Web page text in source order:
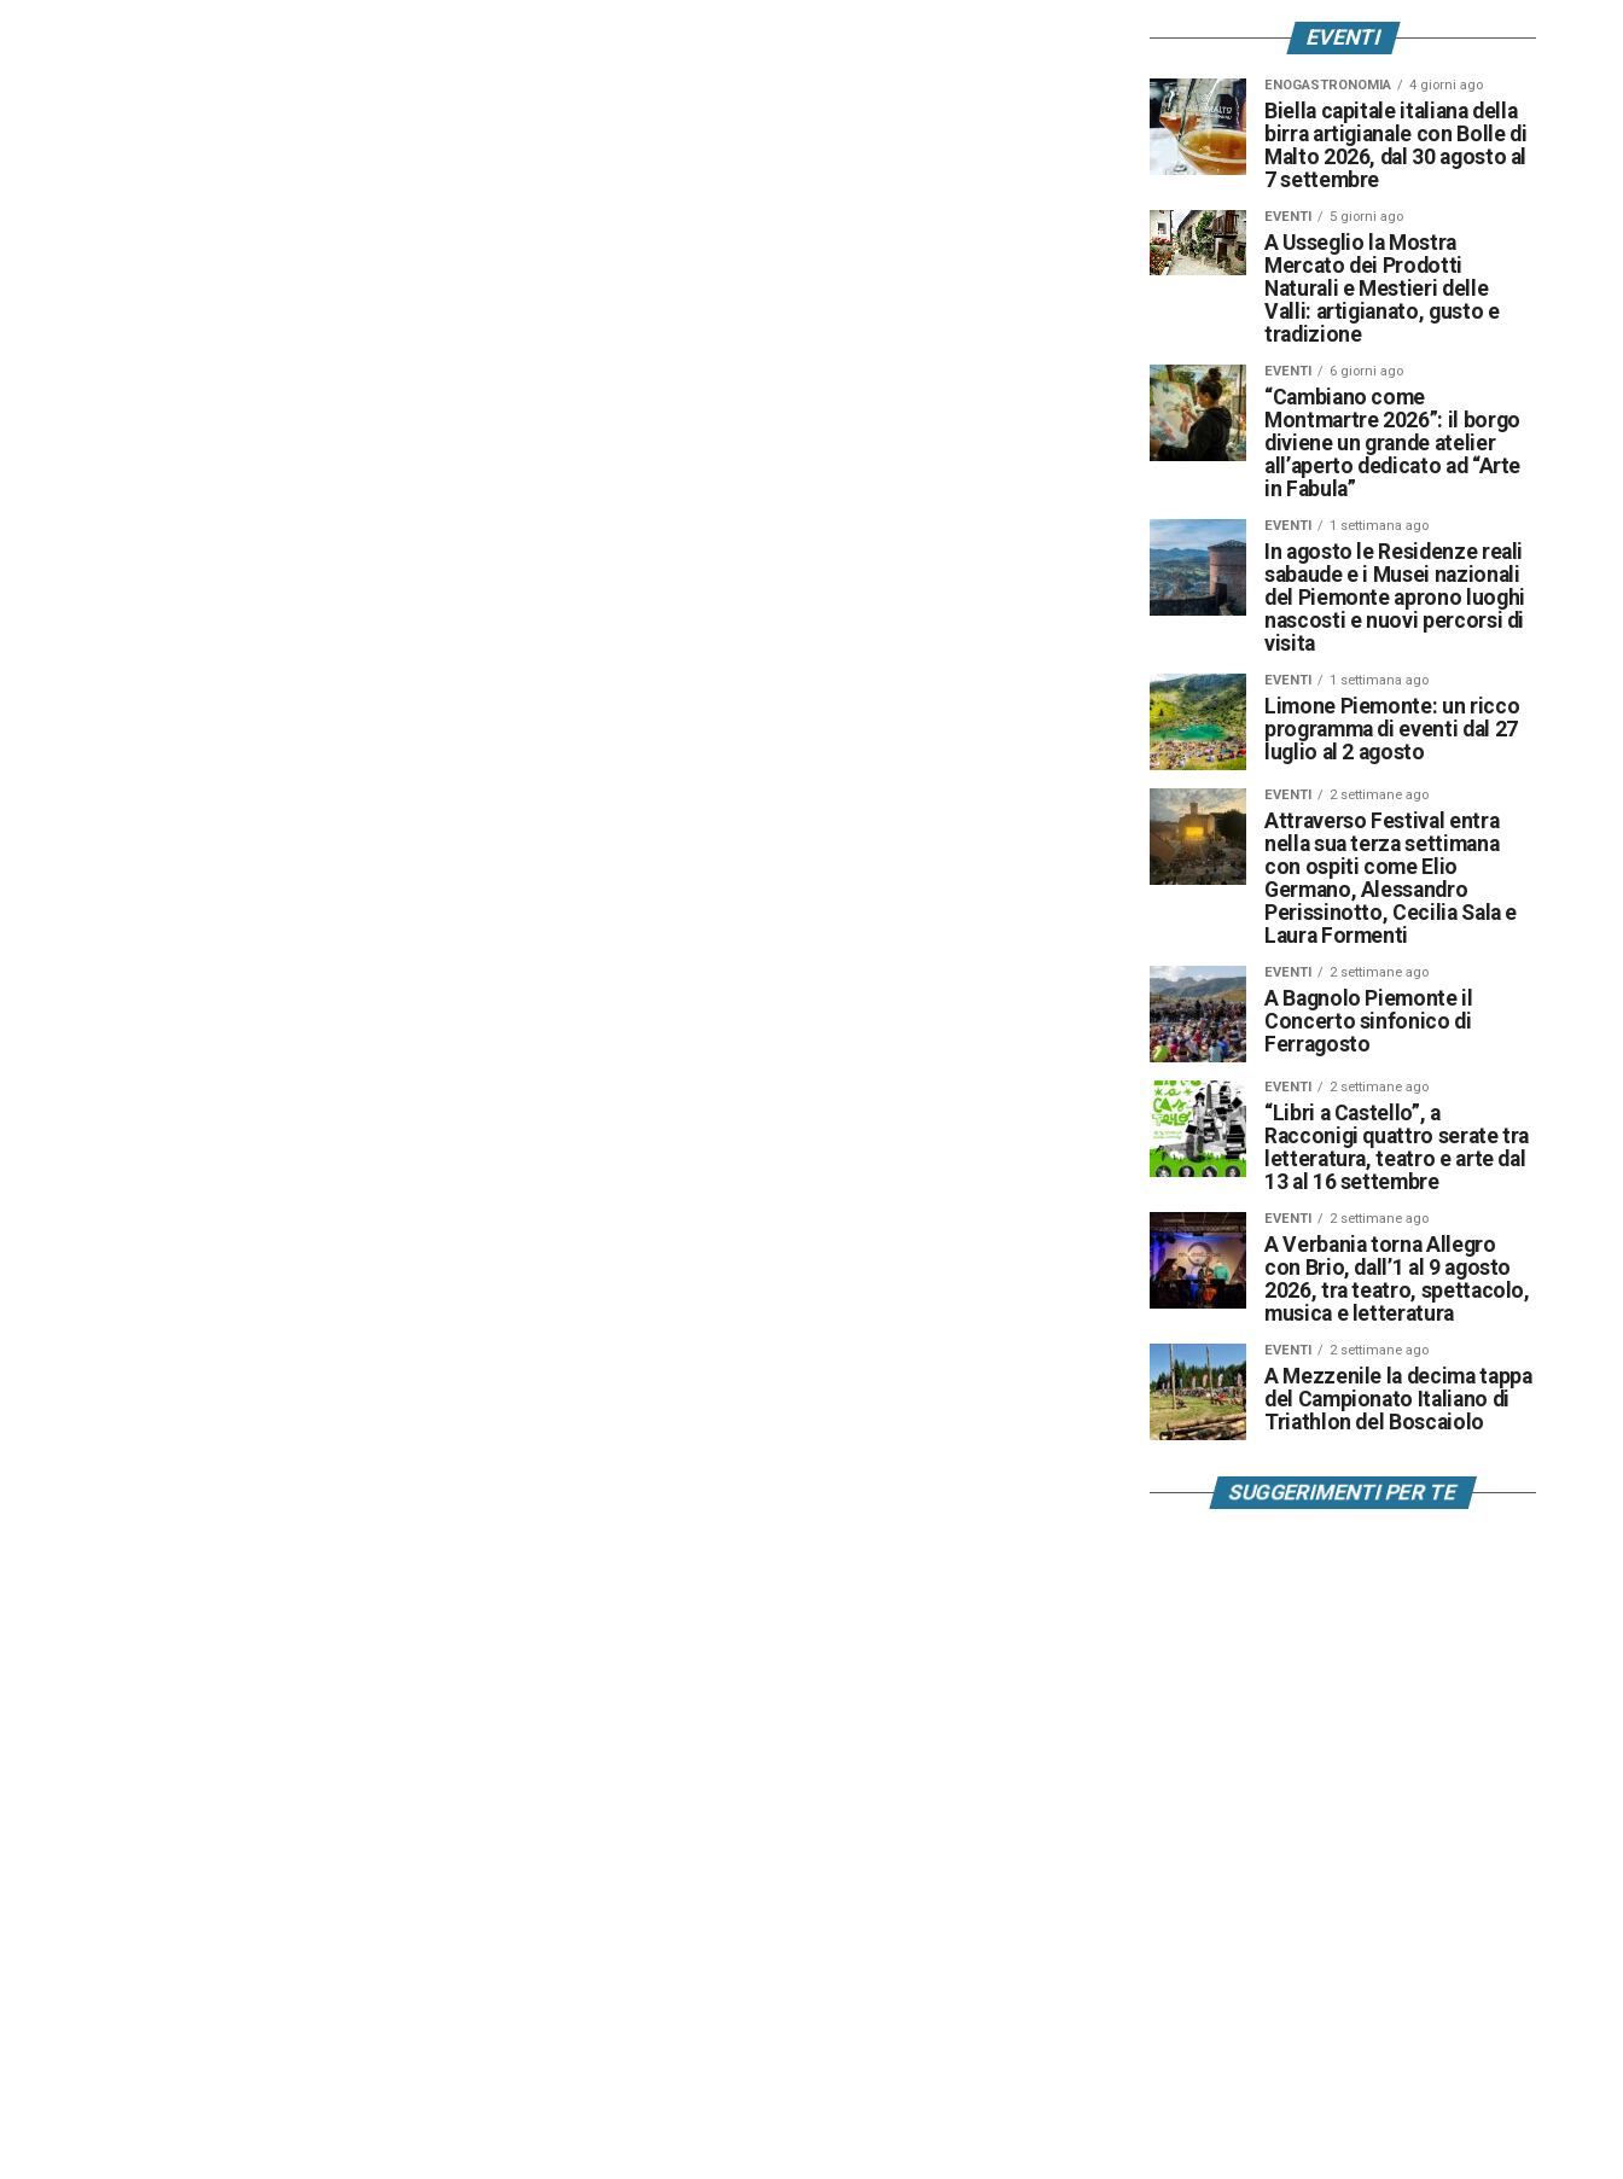
EVENTI
ENOGASTRONOMIA 4 giorni ago
Biella capitale italiana della
birra artigianale con Bolle di
Malto 2026, dal 30 agosto al
7 settembre
EVENTI 5 giorni ago
A Usseglio la Mostra
Mercato dei Prodotti
Naturali e Mestieri delle
Valli: artigianato, gusto e
tradizione
EVENTI 6 giorni ago
“Cambiano come
Montmartre 2026”: il borgo
diviene un grande atelier
all’aperto dedicato ad “Arte
in Fabula”
EVENTI 1 settimana ago
In agosto le Residenze reali
sabaude e i Musei nazionali
del Piemonte aprono luoghi
nascosti e nuovi percorsi di
visita
EVENTI 1 settimana ago
Limone Piemonte: un ricco
programma di eventi dal 27
luglio al 2 agosto
EVENTI 2 settimane ago
Attraverso Festival entra
nella sua terza settimana
con ospiti come Elio
Germano, Alessandro
Perissinotto, Cecilia Sala e
Laura Formenti
EVENTI 2 settimane ago
A Bagnolo Piemonte il
Concerto sinfonico di
Ferragosto
EVENTI 2 settimane ago
“Libri a Castello”, a
Racconigi quattro serate tra
letteratura, teatro e arte dal
13 al 16 settembre
EVENTI 2 settimane ago
A Verbania torna Allegro
con Brio, dall’1 al 9 agosto
2026, tra teatro, spettacolo,
musica e letteratura
EVENTI 2 settimane ago
A Mezzenile la decima tappa
del Campionato Italiano di
Triathlon del Boscaiolo
SUGGERIMENTI PER TE